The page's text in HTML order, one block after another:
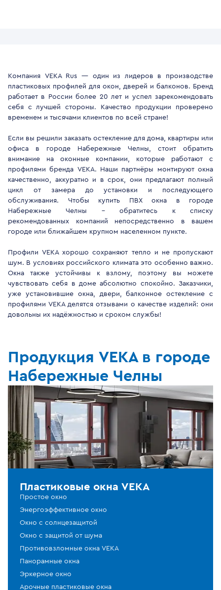
Компания VEKA Rus — один из лидеров в производстве
пластиковых профилей для окон, дверей и балконов. Бренд
работает в России более 20 лет и успел зарекомендовать
себя с лучшей стороны. Качество продукции проверено
временем и тысячами клиентов по всей стране!
Если вы решили заказать остекление для дома, квартиры или
офиса в городе Набережные Челны, стоит обратить
внимание на оконные компании, которые работают с
профилями бренда VEKA. Наши партнёры монтируют окна
качественно, аккуратно и в срок, они предлагают полный
цикл от замера до установки и последующего
обслуживания. Чтобы купить ПВХ окна в городе
Набережные Челны - обратитесь к списку
рекомендованных компаний непосредственно в вашем
городе или ближайшем крупном населенном пункте.
Профили VEKA хорошо сохраняют тепло и не пропускают
шум. В условиях российского климата это особенно важно.
Окна также устойчивы к взлому, поэтому вы можете
чувствовать себя в доме абсолютно спокойно. Заказчики,
уже установившие окна, двери, балконное остекление с
профилями VEKA делятся отзывами о качестве изделий: они
довольны их надёжностью и сроком службы!
Продукция VEKA в городе
Набережные Челны
Пластиковые окна VEKA
Простое окно
Энергоэффективное окно
Окно с солнцезащитой
Окно с защитой от шума
Противовзломные окна VEKA
Панорамные окна
Эркерное окно
Арочные пластиковые окна